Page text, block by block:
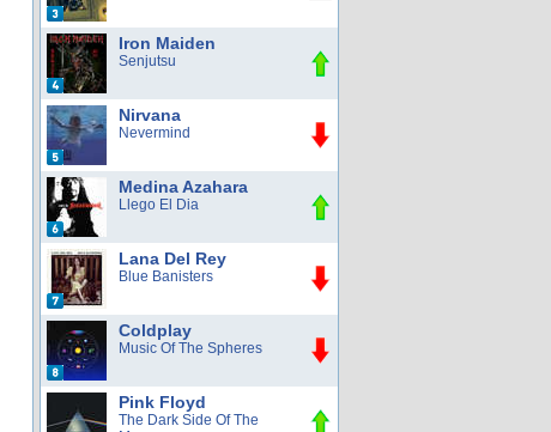
Iron Maiden
Senjutsu
Nirvana
Nevermind
Medina Azahara
Llego El Dia
Lana Del Rey
Blue Banisters
Coldplay
Music Of The Spheres
Pink Floyd
The Dark Side Of The